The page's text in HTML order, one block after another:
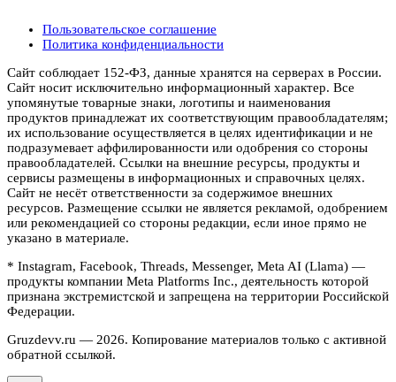
Пользовательское соглашение
Политика конфиденциальности
Сайт соблюдает 152-ФЗ, данные хранятся на серверах в России.
Сайт носит исключительно информационный характер. Все
упомянутые товарные знаки, логотипы и наименования
продуктов принадлежат их соответствующим правообладателям;
их использование осуществляется в целях идентификации и не
подразумевает аффилированности или одобрения со стороны
правообладателей. Ссылки на внешние ресурсы, продукты и
сервисы размещены в информационных и справочных целях.
Сайт не несёт ответственности за содержимое внешних
ресурсов. Размещение ссылки не является рекламой, одобрением
или рекомендацией со стороны редакции, если иное прямо не
указано в материале.
* Instagram, Facebook, Threads, Messenger, Meta AI (Llama) —
продукты компании Meta Platforms Inc., деятельность которой
признана экстремистской и запрещена на территории Российской
Федерации.
Gruzdevv.ru — 2026. Копирование материалов только с активной
обратной ссылкой.